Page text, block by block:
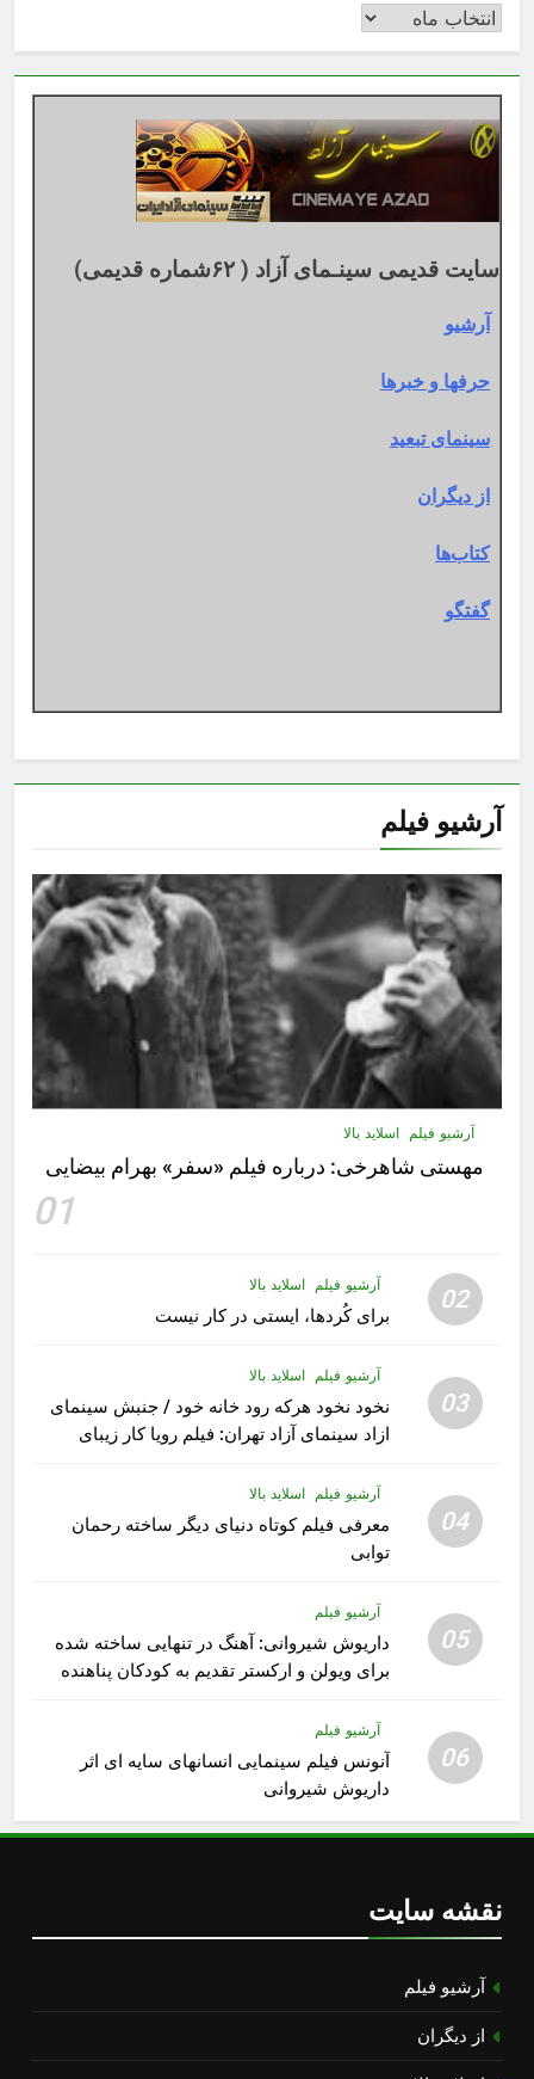
بایگانی
اساس
تقویم
میلادی
سایت قدیمی سینـمای آزاد ( ۶۲شماره قدیمی)
آرشیو
حرفها و خبرها
سینمای تبعید
از دیگران
کتاب‌ها
گفتگو
آرشیو فیلم
آرشیو فیلم اسلاید بالا
مهستى شاهرخى:‌ درباره فيلم «سفر» بهرام بیضایی
01
02 آرشیو فیلم اسلاید بالا
برای کُردها، ایستی در کار نیست
03
آرشیو فیلم اسلاید بالا
نخود نخود هرکه رود خانه خود / جنبش سینمای
ازاد سینمای آزاد تهران: فیلم رویا کار زیبای
04
آرشیو فیلم اسلاید بالا
معرفی فیلم کوتاه دنیای دیگر ساخته رحمان
توابی
05
آرشیو فیلم
داریوش شیروانی: آهنگ در تنهایی ساخته شده
برای ویولن و ارکستر تقدیم به کودکان پناهنده
06
آرشیو فیلم
آنونس فیلم سینمایی انسانهای سایه ای اثر
داریوش شیروانی
نقشه سایت
آرشیو فیلم
از دیگران